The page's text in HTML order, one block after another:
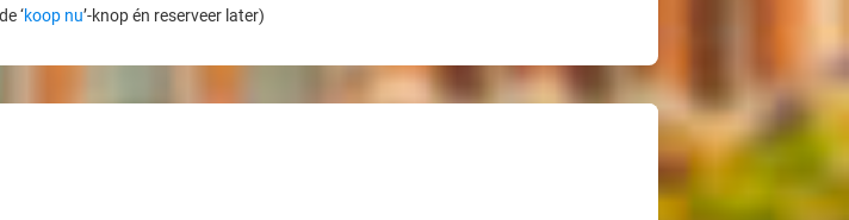
‘koop nu’-knop én reserveer later)